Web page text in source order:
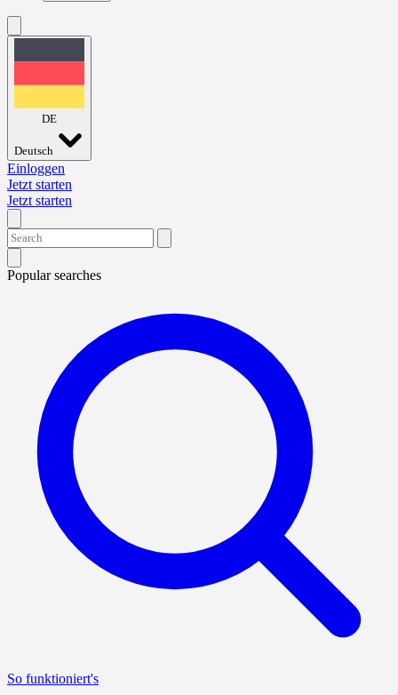
DE
Deutsch
Einloggen
Jetzt starten
Jetzt starten
Popular searches
So funktioniert's